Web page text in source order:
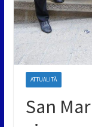
ATTUALITÀ
San